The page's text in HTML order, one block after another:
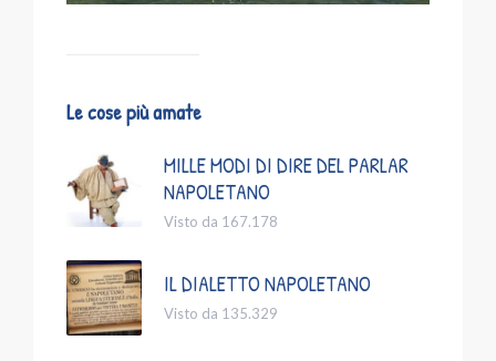
Le cose più amate
MILLE MODI DI DIRE DEL PARLAR
NAPOLETANO
Visto da 167.178
IL DIALETTO NAPOLETANO
Visto da 135.329